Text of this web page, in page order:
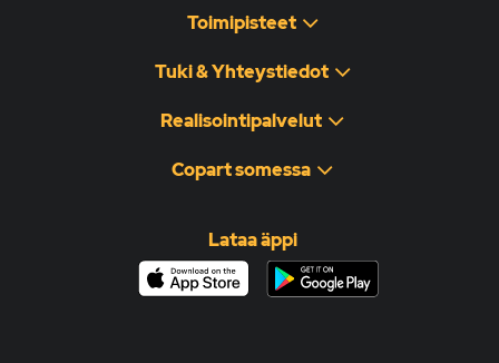
Toimipisteet
Tuki & Yhteystiedot
Realisointipalvelut
Copart somessa
Lataa äppi